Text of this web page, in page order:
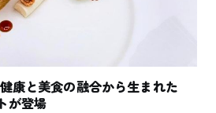
康と美食の融合から生まれた
が登場